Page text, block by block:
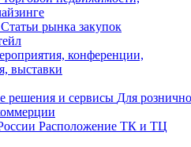
Статьи рынка закупок
конференции,
выставки
решения и сервисы Для
Расположение ТК и ТЦ